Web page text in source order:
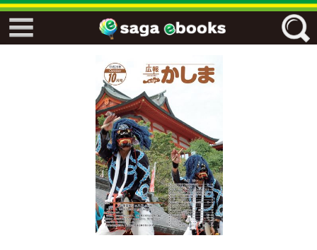
フリーワード
ジャンル
エリア